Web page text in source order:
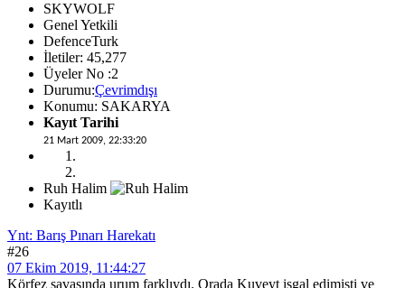
SKYWOLF
Genel Yetkili
DefenceTurk
İletiler: 45,277
Üyeler No :2
Durumu:Çevrimdışı
Konumu: SAKARYA
Kayıt Tarihi
21 Mart 2009, 22:33:20
Ruh Halim
Kayıtlı
Ynt: Barış Pınarı Harekatı
#26
07 Ekim 2019, 11:44:27
Körfez savaşında urum farklıydı. Orada Kuveyt işgal edimişti ve